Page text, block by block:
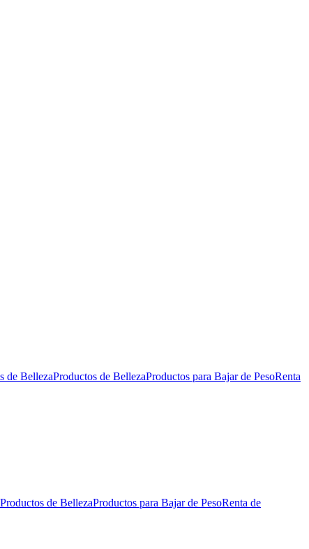
de BellezaProductos de BellezaProductos para Bajar de PesoRenta
Productos de BellezaProductos para Bajar de PesoRenta de